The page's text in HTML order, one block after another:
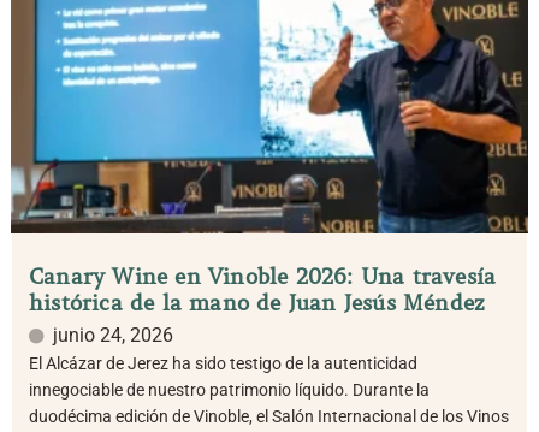
Canary Wine en Vinoble 2026: Una travesía
histórica de la mano de Juan Jesús Méndez
junio 24, 2026
El Alcázar de Jerez ha sido testigo de la autenticidad
innegociable de nuestro patrimonio líquido. Durante la
duodécima edición de Vinoble, el Salón Internacional de los Vinos